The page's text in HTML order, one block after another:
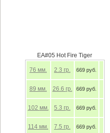
EA#05 Hot Fire Tiger
76 мм. 2.3 гр. 669 руб.
89 мм. 26.6 гр. 669 руб.
102 мм. 5.3 гр. 669 руб.
114 мм. 7.5 гр. 669 руб.